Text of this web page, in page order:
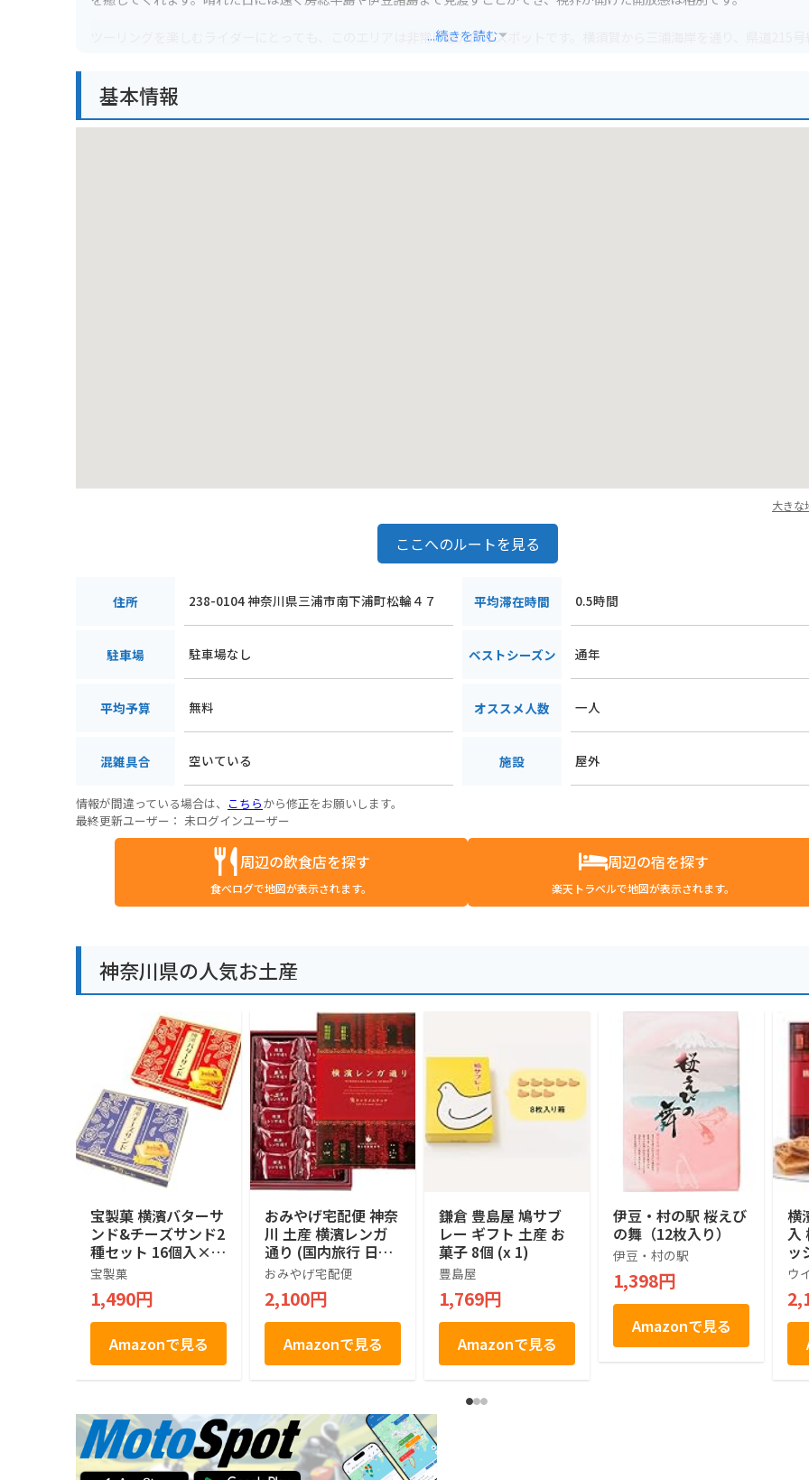
ツーリングを楽しむライダーにとっても、このエリアは非常に魅力的なスポットです。横須賀から三浦海岸を通り、県道215号
きますが、海風を感じながらの散策も良いリフレッシュになります。
周辺を訪れた際の楽しみは景色だけではありません。三浦といえば「三崎のマグロ」が全国的に有名で、近くの三崎港周辺で
...続きを読む
基本情報
大きな
ここへのルートを見る
住所 238-0104 神奈川県三浦市南下浦町松輪４７ 平均滞在時間 0.5時間
駐車場 駐車場なし ベストシーズン 通年
平均予算 無料 オススメ人数 一人
混雑具合 空いている 施設 屋外
情報が間違っている場合は、 こちらから修正をお願いします。
最終更新ユーザー： 未ログインユーザー
周辺の飲食店を探す
食べログで地図が表示されます。
周辺の宿を探す
楽天トラベルで地図が表示されます。
神奈川県の人気お土産
宝製菓 横濱バターサ
ンド&チーズサンド2
種セット 16個入×2
箱
宝製菓
1,490円
Amazonで見る
おみやげ宅配便 神奈
川 土産 横濱レンガ
通り (国内旅行 日本
神奈川 お土産）
おみやげ宅配便
2,100円
Amazonで見る
鎌倉 豊島屋 鳩サブ
レー ギフト 土産 お
菓子 8個 (x 1)
豊島屋
1,769円
Amazonで見る
伊豆・村の駅 桜えび
の舞（12枚入り）
伊豆・村の駅
1,398円
Amazonで見る
横
入
ッ
せ
菓
お
土
ウ